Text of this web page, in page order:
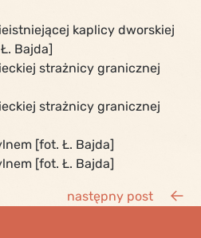
kaplicy dworskiej
Bajda]
strażnicy granicznej
strażnicy granicznej
[fot. Ł. Bajda]
[fot. Ł. Bajda]
następny post